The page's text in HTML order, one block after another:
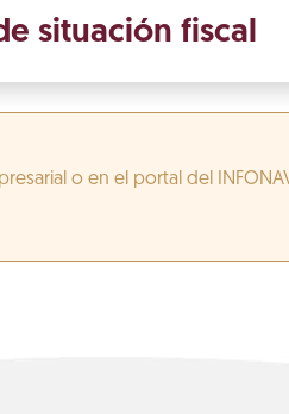
situación fiscal
o en el portal del